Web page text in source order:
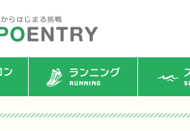
ランニング ス